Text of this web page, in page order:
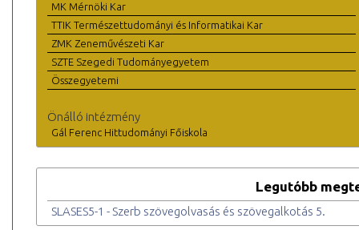
MK Mérnöki Kar
TTIK Természettudományi és Informatikai Kar
ZMK Zeneművészeti Kar
SZTE Szegedi Tudományegyetem
Összegyetemi
Önálló intézmény
Gál Ferenc Hittudományi Főiskola
Legutóbb
SLASES5-1 - Szerb szövegolvasás és szövegalkotás 5.